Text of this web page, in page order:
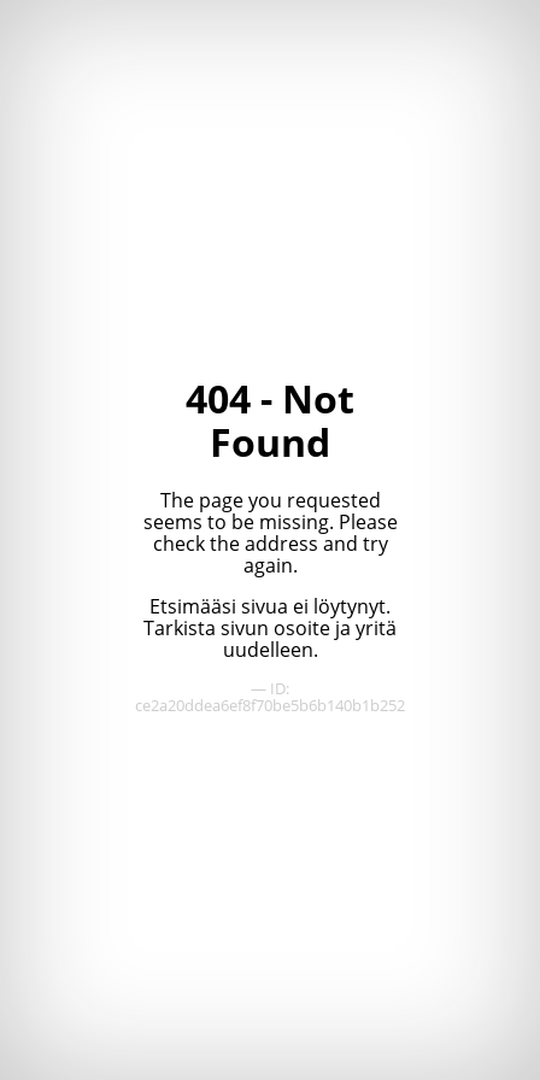
404 - Not
Found
The page you requested
seems to be missing. Please
check the address and try
again.
Etsimääsi sivua ei löytynyt.
Tarkista sivun osoite ja yritä
uudelleen.
— ID:
ce2a20ddea6ef8f70be5b6b140b1b252